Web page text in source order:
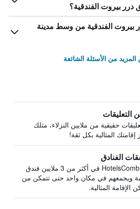
درر بيروت الفندقية؟
الفندقية من وسط مدينة
من الأسئلة الشائعة
التعليقات
حقيقية من ملايين النزلاء، مثلك
إقامتك المثالية بكل ثقة!
الفنادق
يبحث HotelsCombined في أكثر من 3 ملايين فندق
ويجمعهم في مكان واحد حتى تتمكن من
الإقامة المثالية.